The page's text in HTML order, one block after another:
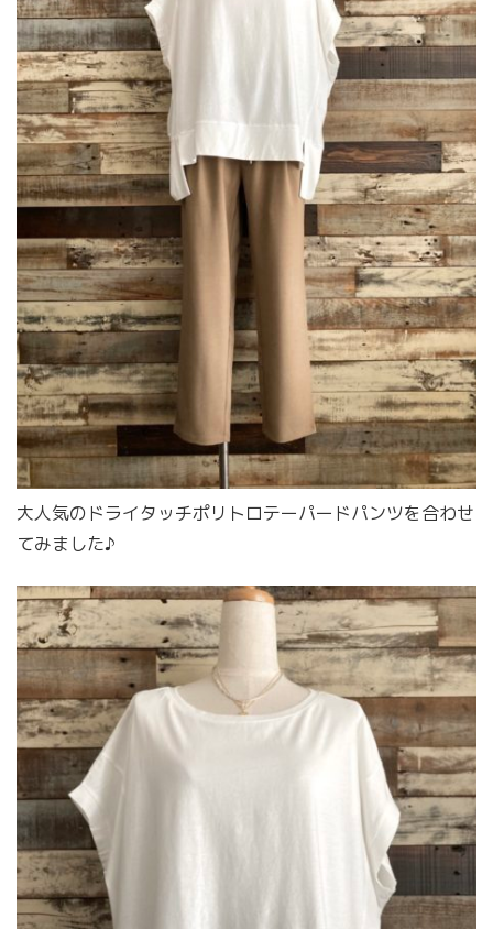
大人気のドライタッチポリトロテーパードパンツを合わせ
てみました♪